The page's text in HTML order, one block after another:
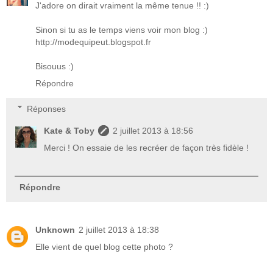
J'adore on dirait vraiment la même tenue !! :)
Sinon si tu as le temps viens voir mon blog :)
http://modequipeut.blogspot.fr
Bisouus :)
Répondre
Réponses
Kate & Toby
2 juillet 2013 à 18:56
Merci ! On essaie de les recréer de façon très fidèle !
Répondre
Unknown 2 juillet 2013 à 18:38
Elle vient de quel blog cette photo ?